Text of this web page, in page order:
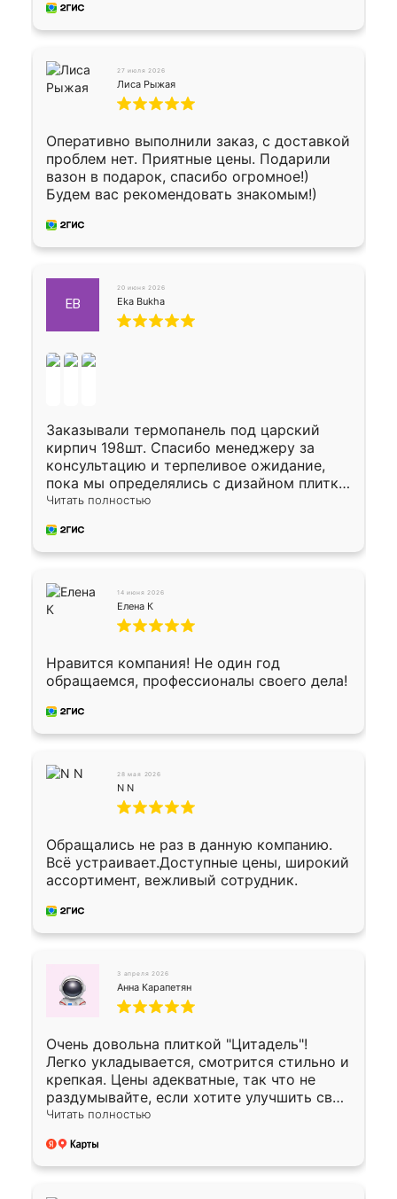
27 июля 2026
Лиса Рыжая
Оперативно выполнили заказ, с доставкой
проблем нет. Приятные цены. Подарили
вазон в подарок, спасибо огромное!)
Будем вас рекомендовать знакомым!)
EB
20 июня 2026
Eka Bukha
Заказывали термопанель под царский
кирпич 198шт. Спасибо менеджеру за
консультацию и терпеливое ожидание,
пока мы определялись с дизайном плитки.
Исполнен заказ в срок, спасибо
предоплата наличкой 50%. Накануне с
водителем договорились о доставке в
Окончательный расчет при получении.
Огромная благодарность водителю, помог
выгрузить. Получили коробку плитки на
Осталось дело за малым-монтировать)))
Подарили два больших вазона трапеция
из архитектурного бетона-красота.
Читать полностью
14 июня 2026
Елена К
Нравится компания! Не один год
обращаемся, профессионалы своего дела!
28 мая 2026
N N
Обращались не раз в данную компанию.
Всё устраивает.Доступные цены, широкий
ассортимент, вежливый сотрудник.
3 апреля 2026
Анна Карапетян
Очень довольна плиткой "Цитадель"!
Легко укладывается, смотрится стильно и
крепкая. Цены адекватные, так что не
раздумывайте, если хотите улучшить свой
двор!
Читать полностью